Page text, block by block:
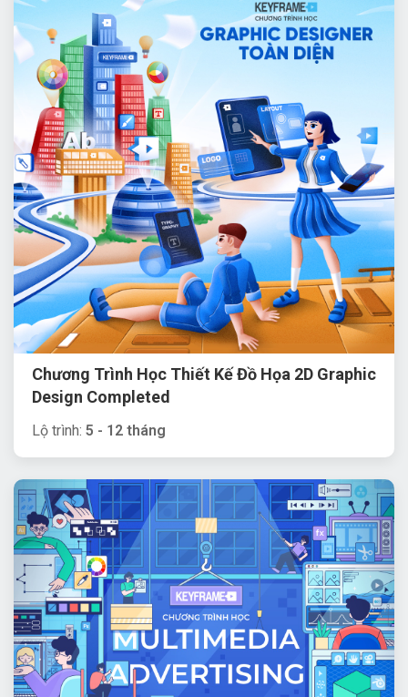
Chương Trình Học Thiết Kế Đồ Họa 2D Graphic
Design Completed
Lộ trình: 5 - 12 tháng